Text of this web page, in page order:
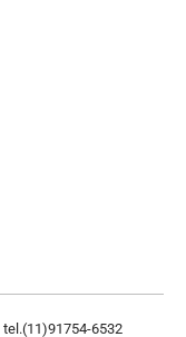
tel.(11)91754-6532